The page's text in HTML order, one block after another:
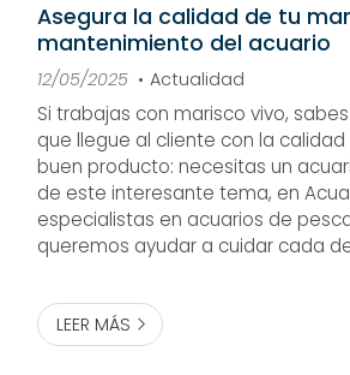
Asegura la calidad de tu
mantenimiento del acuario
12/05/2025 Actualidad
Si trabajas con marisco vivo,
que llegue al cliente con la
buen producto: necesitas un
de este interesante tema, en
especialistas en acuarios de
queremos ayudar a cuidar cada
Un acuar...
LEER MÁS